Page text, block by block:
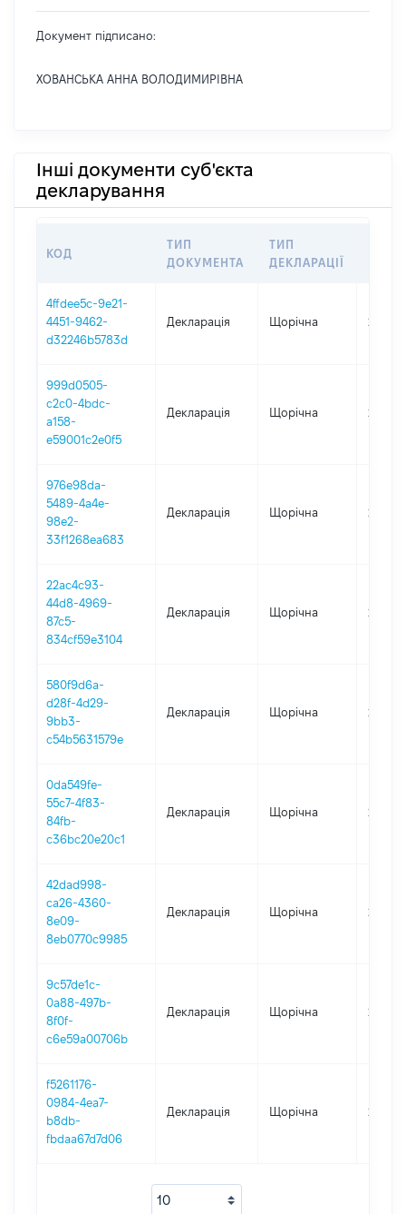
Документ підписано:
ХОВАНСЬКА АННА ВОЛОДИМИРІВНА
Інші документи суб'єкта
декларування
КОД
ТИП
ДОКУМЕНТА
ТИП
ДЕКЛАРАЦІЇ
4ffdee5c-9e21-
4451-9462-
d32246b5783d
Декларація Щорічна 2025
999d0505-
c2c0-4bdc-
a158-
e59001c2e0f5
Декларація Щорічна 2024
976e98da-
5489-4a4e-
98e2-
33f1268ea683
Декларація Щорічна 2022
22ac4c93-
44d8-4969-
87c5-
834cf59e3104
Декларація Щорічна 2021
580f9d6a-
d28f-4d29-
9bb3-
c54b5631579e
Декларація Щорічна 2020
0da549fe-
55c7-4f83-
84fb-
c36bc20e20c1
Декларація Щорічна 2019
42dad998-
ca26-4360-
8e09-
8eb0770c9985
Декларація Щорічна 2018
9c57de1c-
0a88-497b-
8f0f-
c6e59a00706b
Декларація Щорічна 2017
f5261176-
0984-4ea7-
b8db-
fbdaa67d7d06
Декларація Щорічна 2016